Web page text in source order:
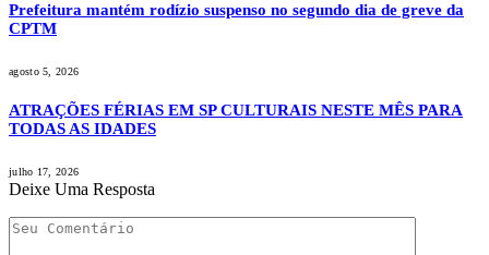
Prefeitura mantém rodízio suspenso no segundo dia de greve da
CPTM
agosto 5, 2026
ATRAÇÕES FÉRIAS EM SP CULTURAIS NESTE MÊS PARA
TODAS AS IDADES
julho 17, 2026
Deixe Uma Resposta